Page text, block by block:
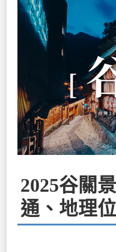
2025谷關
通、地理